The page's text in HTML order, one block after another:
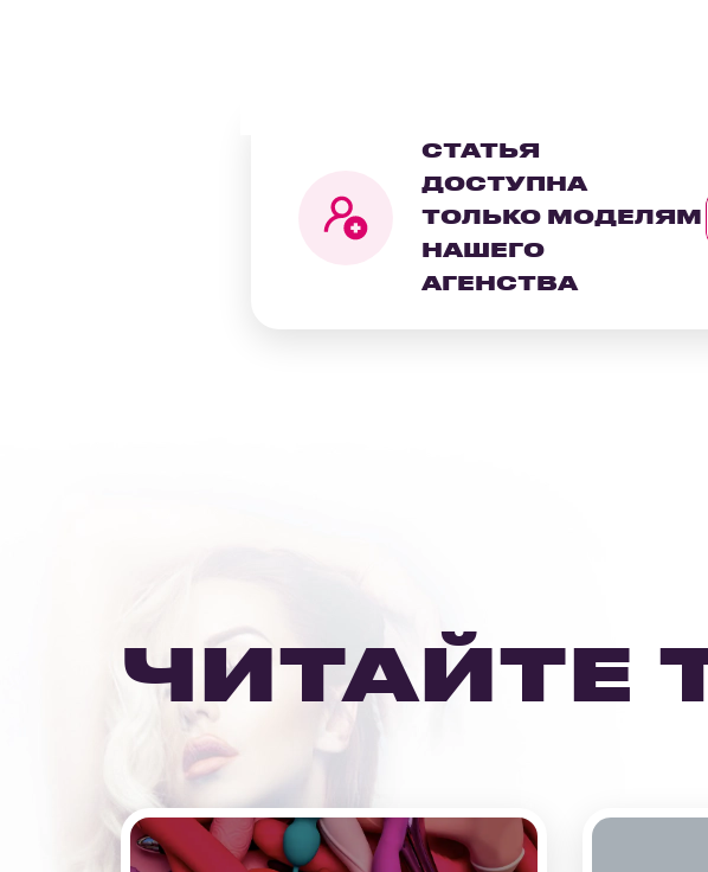
СТАТЬЯ
ДОСТУПНА
ТОЛЬКО МОДЕЛЯМ
НАШЕГО
АГЕНСТВА
ЧИТАЙТЕ